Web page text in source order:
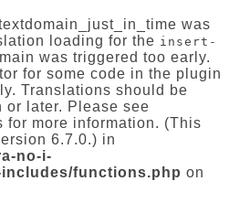
was
loading for the insert-
was triggered too early.
for some code in the plugin
Translations should be
or later. Please see
for more information. (This
6.7.0.) in
no-i-
functions.php on